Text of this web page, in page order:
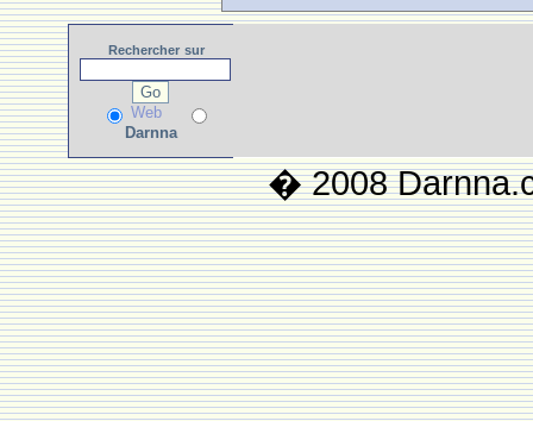
Rechercher sur
Web
Darnna
� 2008